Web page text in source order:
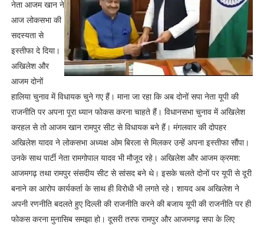
नेता आजम खान ने
आज लोकसभा की
सदस्यता से
इस्तीफा दे दिया।
अखिलेश और
आजम दोनों
हालिया चुनाव में विधायक चुने गए हैं। माना जा रहा कि अब दोनों सपा नेता यूपी की
राजनीति पर अपना पूरा ध्यान फोकस करना चाहते हैं। विधानसभा चुनाव में अखिलेश
करहल से तो आजम खान रामपुर सीट से विधायक बने हैं। मंगलवार की दोपहर
अखिलेश यादव ने लोकसभा अध्‍यक्ष ओम बिरला से मिलकर उन्‍हें अपना इस्‍तीफा सौंपा।
उनके साथ पार्टी नेता रामगोपाल यादव भी मौजूद रहे। अखिलेश और आजम क्रमश:
आजमगढ़ तथा रामपुर संसदीय सीट से सांसद बने थे। इसके चलते दोनों पर यूपी से दूरी
बनाने का आरोप कार्यकर्ता के साथ ही विरोधी भी लगते रहे। शायद अब अखिलेश ने
अपनी रणनीति बदलते हुए दिल्ली की राजनीति करने की बजाय यूपी की राजनीति पर ही
फोकस करना मुनासिब समझा हो। दूसरी तरफ रामपुर और आजमगढ़ सपा के लिए